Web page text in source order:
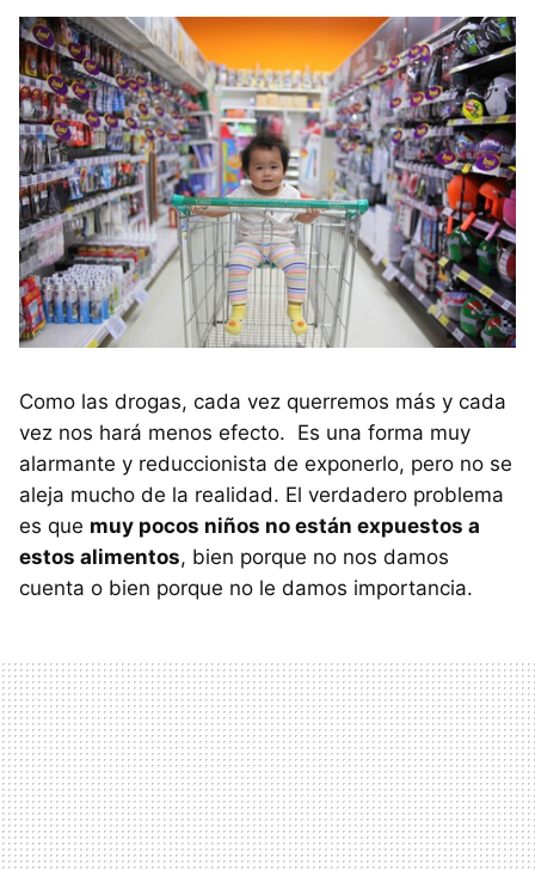
Como las drogas, cada vez querremos más y cada
vez nos hará menos efecto. Es una forma muy
alarmante y reduccionista de exponerlo, pero no se
aleja mucho de la realidad. El verdadero problema
es que muy pocos niños no están expuestos a
estos alimentos, bien porque no nos damos
cuenta o bien porque no le damos importancia.